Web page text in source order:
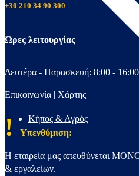
Κήπος & Αγρός
+30 210 34 90 300
Ώρες λειτουργίας
Δευτέρα - Παρασκευή: 8:00 - 16:00
Επικοινωνία | Χάρτης
!Υπενθύμιση:
Η εταιρεία μας απευθύνεται
& εργαλείων.